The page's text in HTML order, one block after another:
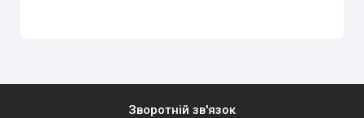
Зворотній зв'язок